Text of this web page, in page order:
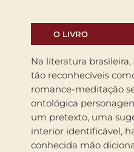
O LIVRO
Na literatura brasileira,
tão reconhecíveis
romance-meditação
ontológica
um pretexto, uma
interior identificável,
conhecida mão